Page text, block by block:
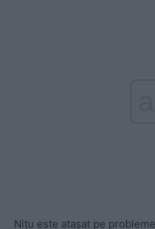
Nițu este atașat pe